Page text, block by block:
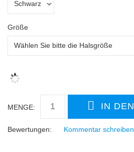
Größe
MENGE:
Bewertungen: Kommentar schreiben